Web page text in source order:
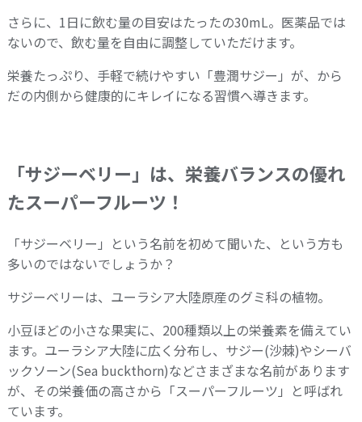
さらに、1日に飲む量の目安はたったの30mL。医薬品では
ないので、飲む量を自由に調整していただけます。
栄養たっぷり、手軽で続けやすい「豊潤サジー」が、から
だの内側から健康的にキレイになる習慣へ導きます。
「サジーベリー」は、栄養バランスの優れ
たスーパーフルーツ！
「サジーベリー」という名前を初めて聞いた、という方も
多いのではないでしょうか？
サジーベリーは、ユーラシア大陸原産のグミ科の植物。
小豆ほどの小さな果実に、200種類以上の栄養素を備えてい
ます。ユーラシア大陸に広く分布し、サジー(沙棘)やシーバ
ックソーン(Sea buckthorn)などさまざまな名前があります
が、その栄養価の高さから「スーパーフルーツ」と呼ばれ
ています。